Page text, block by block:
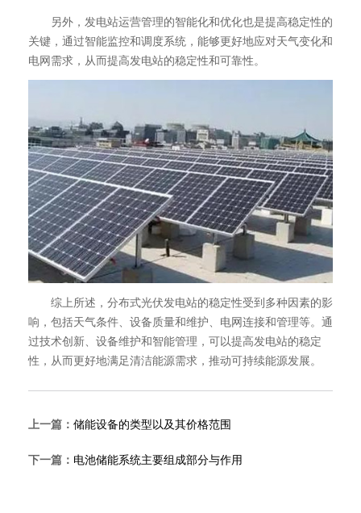
另外，发电站运营管理的智能化和优化也是提高稳定性的
关键，通过智能监控和调度系统，能够更好地应对天气变化和
电网需求，从而提高发电站的稳定性和可靠性。
综上所述，分布式光伏发电站的稳定性受到多种因素的影
响，包括天气条件、设备质量和维护、电网连接和管理等。通
过技术创新、设备维护和智能管理，可以提高发电站的稳定
性，从而更好地满足清洁能源需求，推动可持续能源发展。
上一篇： 储能设备的类型以及其价格范围
下一篇： 电池储能系统主要组成部分与作用